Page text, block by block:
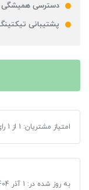
دسترسی همیشگی
پشتیبانی
بازی Michael Jackson The Experience مخصوص XBOX 360
امتیاز مشتریان: 1 از 1
به روز شده در: 1 آذر 1404